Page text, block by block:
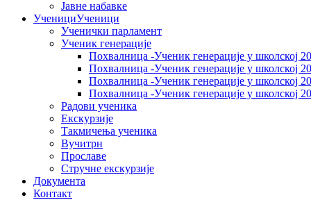
Јавне набавке
УченициУченици
Ученички парламент
Ученик генерације
Пoхвалница -Ученик генерације у школској
Пoхвалница -Ученик генерације у школској
Пoхвалница -Ученик генерације у школској
Пoхвалница -Ученик генерације у школској
Радови ученика
Екскурзије
Такмичења ученика
Вучитрн
Прославе
Стручне екскурзије
Документа
Контакт